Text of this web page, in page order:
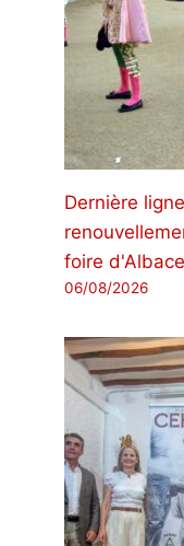
Dernière
foire
06/08/2026